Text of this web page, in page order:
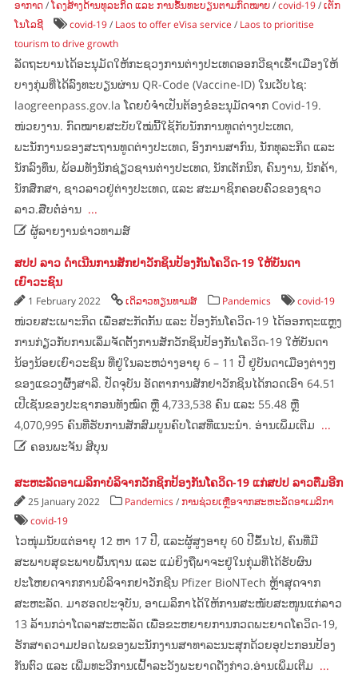
ອາກາດ/ໂຄງສ້າງດ້ານທຸລະກິດ ແລະ ການຂຶ້ນທະບຽນຕາມກົດໝາຍ/covid-19/ເຕັກ
ໂນໂລຊີ
covid-19/ Laos to offer eVisa service / Laos to prioritise
tourism to drive growth
ລັດຖະບານ​ໄດ້​ອະນຸມັດ​ໃຫ້​ກະຊວງ​ການ​ຕ່າງປະ​ເທດ​ອອກ​ວີ​ຊາ​ເຂົ້າ​ເມືອງ​ໃຫ້​
ບາງ​ກຸ່ມ​ທີ່​ໄດ້​ລົງທະບຽນ​ຜ່ານ QR-Code (Vaccine-ID) ​ໃນ​ເວັບ​ໄຊ:
laogreenpass.gov.la ​ໂດຍ​ບໍ່​ຈຳ​ເປັນ​ຕ້ອງ​ຂໍ​ອະນຸມັດ​ຈາກ Covid-19.
ໜ່ວຍ​ງານ. ກົດໝາຍ​ສະບັບ​ໃໝ່​ນີ້​ໃຊ້​ກັບ​ນັກ​ການ​ທູດ​ຕ່າງປະ​ເທດ,
ພະນັກງານ​ຂອງ​ສະຖານທູດ​ຕ່າງປະ​ເທດ, ອົງການ​ສາກົນ, ນັກທຸລະກິດ ​ແລະ
ນັກ​ລົງທຶນ, ພ້ອມ​ທັງ​ນັກ​ຊ່ຽວຊານ​ຕ່າງປະ​ເທດ, ນັກ​ເຕັກນິກ, ຄົນ​ງານ, ນັກ​ຄ້າ,
ນັກ​ສຶກສາ, ຊາວ​ລາວ​ຢູ່​ຕ່າງປະ​ເທດ, ​ແລະ ສະມາຊິກ​ຄອບຄົວ​ຂອງ​ຊາວ​
ລາວ.ສືບຕໍ່ອ່ານ ...
ຜູ້ລາຍງານຂ່າວທາມສ໌
ສປປ ລາວ ດຳເນີນການສັກຢາວັກຊິນປ້ອງກັນໂຄວິດ-19 ໃຫ້ບັນດາ
ເຍົາວະຊົນ
1 February 2022 ເດິລາວທຽນທາມສ໌ Pandemics covid-19
ໜ່ວຍສະເພາະກິດ ເພື່ອສະກັດກັ້ນ ແລະ ປ້ອງກັນໂຄວິດ-19 ໄດ້ອອກຖະແຫຼງ
ການກ່ຽວກັບການເລິ່ມຈັດຕັ້ງການສັກວັກຊິນປ້ອງກັນໂຄວິດ-19 ໃຫ້ບັນດາ
ນ້ອງນ້ອຍເຍົາວະຊົນ ທີ່ຢູ່ໃນລະຫວ່າງອາຍຸ 6 – 11 ປີ ຢູ່ບັນດາເມືອງຕ່າງໆ
ຂອງແຂວງຜົ້ງສາລີ. ປັດຈຸບັນ ອັດຕາການສັກຢາວັກຊິນໄດ້ກວດເອົາ 64.51
ເປີເຊັນຂອງປະຊາກອນທັງໝົດ ຫຼື 4,733,538 ຄົນ ແລະ 55.48 ຫຼື
4,070,995 ຄົນທີ່ຮັບການສັກສົມບູນຄົບໂດສທີ່ແນະນຳ. ອ່ານເພິ່ມເຕີມ ...
ຄອນພະຈັນ ສີບຸນ
ສະຫະລັດອາເມລິກາບໍລິຈາກວັກຊິກປ້ອງກັນໂຄວິດ-19 ແກ່ສປປ ລາວຕື່ມອີກ
25 January 2022 Pandemics/ການຊ່ວຍເຫຼືອຈາກສະຫະລັດອາເມລິກາ
covid-19
ໄວໜຸ່ມນັບແຕ່ອາຍຸ 12 ຫາ 17 ປີ, ແລະຜູ້ສູງອາຍຸ 60 ປີຂຶ້ນໄປ, ຄົນທີ່ມີ
ສະພາບສຸຂະພາບພື້ນຖານ ແລະ ແມ່ຍິງຖືພາຈະຢູ່ໃນກຸ່ມທີ່ໄດ້ຮັບຜົນ
ປະໂຫຍດຈາກການບໍລິຈາກຢາວັກຊີນ Pfizer BioNTech ຫຼ້າສຸດຈາກ
ສະຫະລັດ. ມາ​ຮອດ​ປະຈຸ​ບັນ, ອາ​ເມ​ລິ​ກາ​ໄດ້​ໃຫ້ການ​ສະໜັບສະໜູນ​ແກ່​ລາວ
13 ລ້ານ​ກວ່າ​ໂດ​ລາ​ສະຫະລັດ ​ເພື່ອ​ຂະຫຍາຍ​ການ​ກວດ​ພະຍາດ​ໂຄ​ວິດ-19,
ຮັກສາ​ຄວາມ​ປອດ​ໄພ​ຂອງ​ພະນັກງານ​ສາທາລະນະ​ສຸກ​ດ້ວຍ​ອຸປະກອນ​ປ້ອງ​
ກັນ​ຕົວ ແລະ ​ເພີ່ມ​ທະວີ​ການ​ເຝົ້າ​ລະວັງ​ພະຍາດດັ່ງກ່າວ.ອ່ານເພິ່ມເຕີມ ...